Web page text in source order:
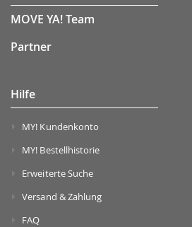
MOVE YA! Team
Partner
Hilfe
MY! Kundenkonto
MY! Bestellhistorie
Erweiterte Suche
Versand & Zahlung
FAQ